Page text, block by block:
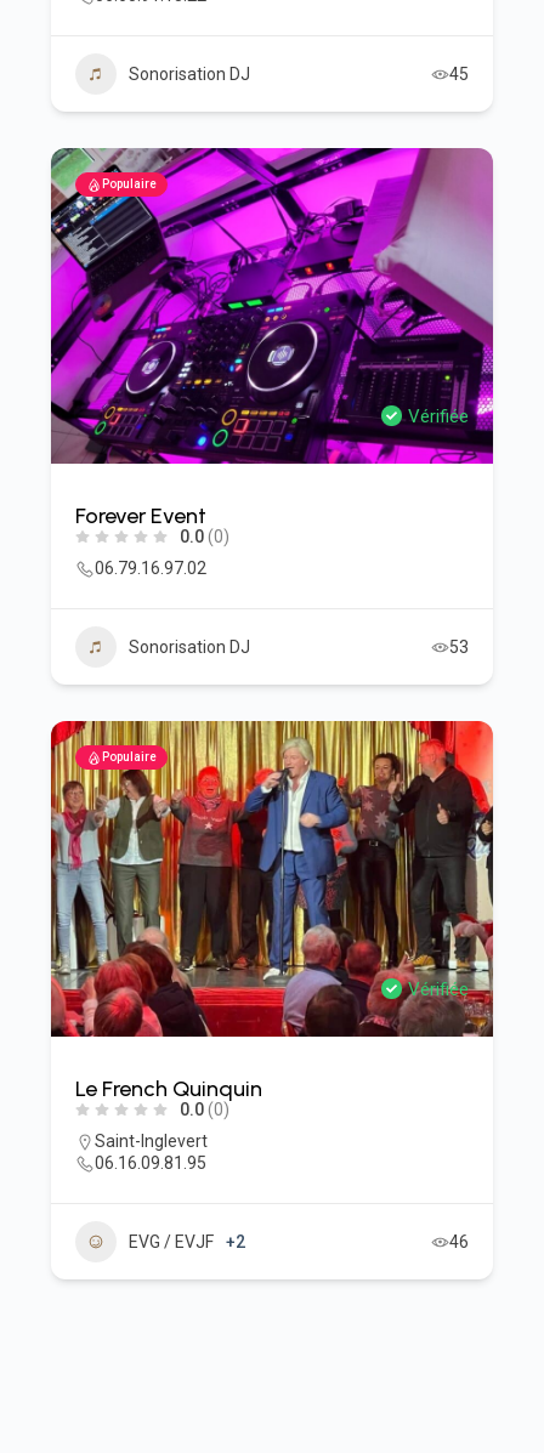
Sonorisation DJ 45
Populaire
Vérifiée
Forever Event
0.0(0)
06.79.16.97.02
Sonorisation DJ 53
Populaire
Vérifiée
Le French Quinquin
0.0(0)
Saint-Inglevert
06.16.09.81.95
EVG / EVJF +2 46